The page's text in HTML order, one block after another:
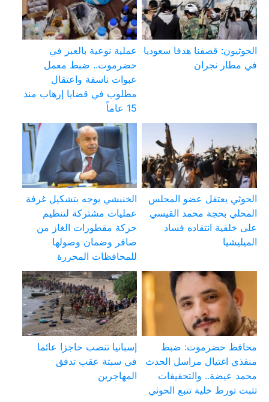
الحوثيون: قصفنا هدفا سعوديا
في مطار نجران
عملية نوعية بالعبر في
حضرموت.. ضبط معمل
عبوات ناسفة واعتقال
مطلوب في قضايا إرهاب منذ
15 عاماً
الحوثي يعتقل عضو المجلس
المحلي بحجة محمد القيسي
على خلفية انتقاده فساد
الميليشيا
الخنبشي يوجه بتشكيل غرفة
عمليات مشتركة لتنظيم
حركة مقطورات الغاز من
صافر وضمان وصولها
للمحافظات المحررة
محافظ حضرموت: ضبط
منفذي اغتيال مراسل الحدث
محمد عيضة.. والتحقيقات
تثبت تورط خلية تتبع الحوثي
إسبانيا تنصب حاجزا عائما
في سبتة عقب تدفق
المهاجرين